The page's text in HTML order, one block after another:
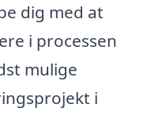
dig med at
i processen
mulige
i